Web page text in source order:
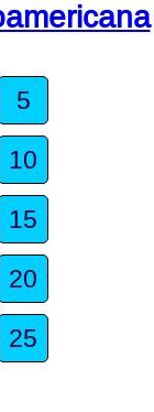
5
10
15
20
25